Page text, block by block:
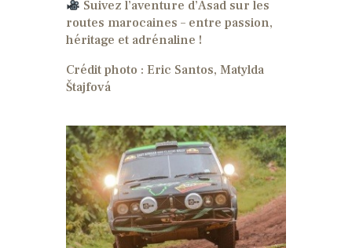
Suivez l’aventure d’Asad sur les
routes marocaines – entre passion,
héritage et adrénaline !
Crédit photo : Eric Santos, Matylda
Štajfová